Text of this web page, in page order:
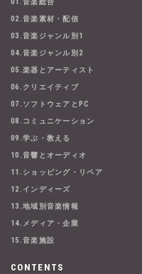
02.音楽素材・配信
03.音楽ジャンル別1
04.音楽ジャンル別2
05.楽器とアーティスト
06.クリエイティブ
07.ソフトウェアとPC
08.コミュニケーション
09.学ぶ・教える
10.音響とオーディオ
11.ショッピング・リペア
12.インディーズ
13.地域別音楽情報
14.メディア・企業
15.音楽施設
CONTENTS